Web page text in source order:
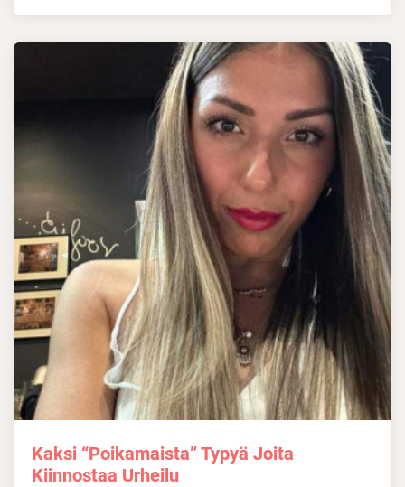
Kaksi “poikamaista” Typyä Joita
Kiinnostaa Urheilu